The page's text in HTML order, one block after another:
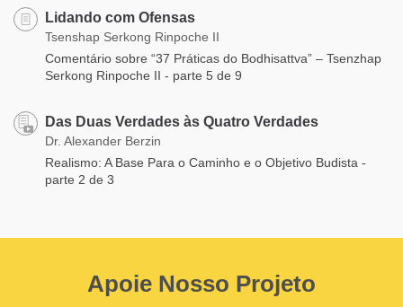
Lidando com Ofensas
Tsenshap Serkong Rinpoche II
Comentário sobre “37 Práticas do Bodhisattva” – Tsenzhap
Serkong Rinpoche II - parte 5 de 9
Das Duas Verdades às Quatro Verdades
Dr. Alexander Berzin
Realismo: A Base Para o Caminho e o Objetivo Budista -
parte 2 de 3
Apoie Nosso Projeto